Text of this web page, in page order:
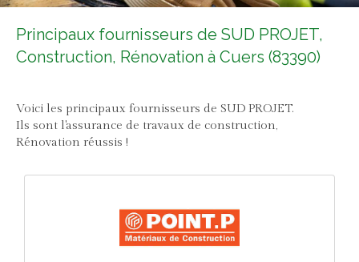
Principaux fournisseurs de SUD PROJET,
Construction, Rénovation à Cuers (83390)
Voici les principaux fournisseurs de SUD PROJET.
Ils sont l'assurance de travaux de construction,
Rénovation réussis !